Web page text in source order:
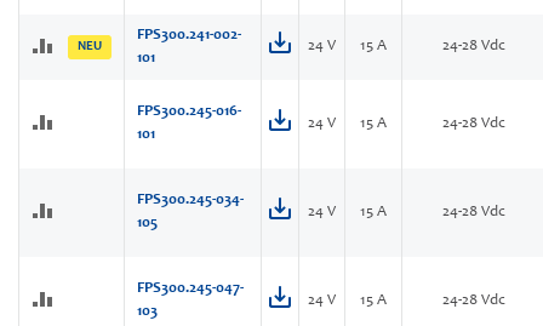
NEU
FPS300.241-002-
101
24 V 15 A 24-28 Vdc
FPS300.245-016-
101
24 V 15 A 24-28 Vdc
FPS300.245-034-
105
24 V 15 A 24-28 Vdc
FPS300.245-047-
103
24 V 15 A 24-28 Vdc